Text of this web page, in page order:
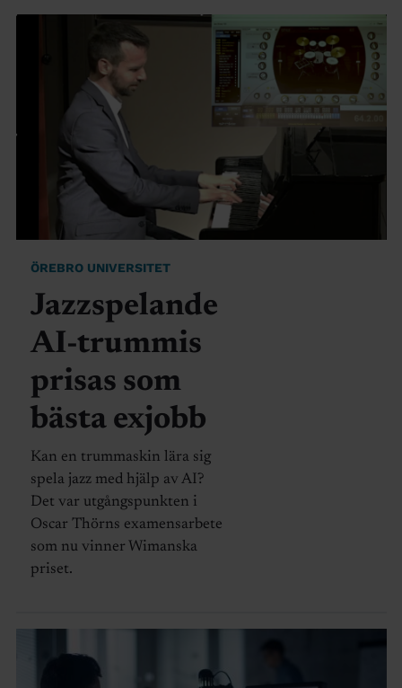
ÖREBRO UNIVERSITET
Jazzspelande
AI-trummis
prisas som
bästa exjobb
Kan en trummaskin lära sig
spela jazz med hjälp av AI?
Det var utgångspunkten i
Oscar Thörns examensarbete
som nu vinner Wimanska
priset.